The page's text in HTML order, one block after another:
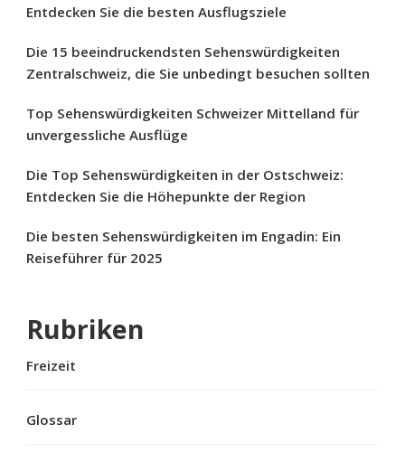
Entdecken Sie die besten Ausflugsziele
Die 15 beeindruckendsten Sehenswürdigkeiten
Zentralschweiz, die Sie unbedingt besuchen sollten
Top Sehenswürdigkeiten Schweizer Mittelland für
unvergessliche Ausflüge
Die Top Sehenswürdigkeiten in der Ostschweiz:
Entdecken Sie die Höhepunkte der Region
Die besten Sehenswürdigkeiten im Engadin: Ein
Reiseführer für 2025
Rubriken
Freizeit
Glossar